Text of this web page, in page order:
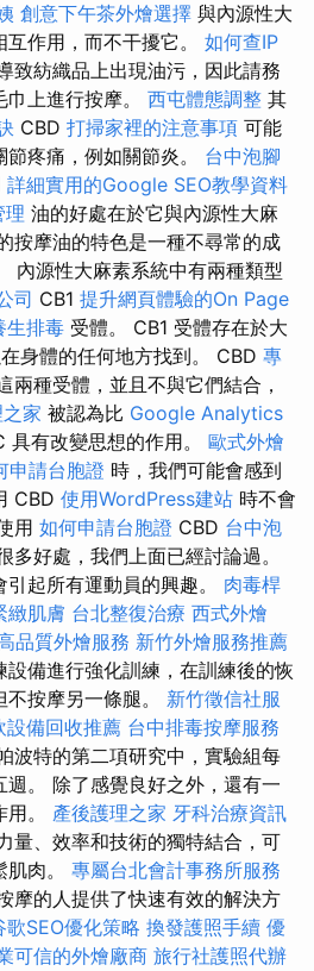
創意下午茶外燴選擇 與內源性大
作用，而不干擾它。 如何查IP
致紡織品上出現油污，因此請務
上進行按摩。 西屯體態調整 其
CBD 打掃家裡的注意事項 可能
疼痛，例如關節炎。 台中泡腳
詳細實用的Google SEO教學資料
理 油的好處在於它與內源性大麻
按摩油的特色是一種不尋常的成
內源性大麻素系統中有兩種類型
司 CB1 提升網頁體驗的On Page
生排毒 受體。 CB1 受體存在於大
身體的任何地方找到。 CBD 專
兩種受體，並且不與它們結合，
家 被認為比 Google Analytics
有改變思想的作用。 歐式外燴
申請台胞證 時，我們可能會感到
CBD 使用WordPress建站 時不會
用 如何申請台胞證 CBD 台中泡
多好處，我們上面已經討論過。
起所有運動員的興趣。 肉毒桿
緻肌膚 台北整復治療 西式外燴
品質外燴服務 新竹外燴服務推薦
備進行強化訓練，在訓練後的恢
按摩另一條腿。 新竹徵信社服
設備回收推薦 台中排毒按摩服務
波特的第二項研究中，實驗組每
。 除了感覺良好之外，還有一
。 產後護理之家 牙科治療資訊
量、效率和技術的獨特結合，可
肉。 專屬台北會計事務所服務
摩的人提供了快速有效的解決方
歌SEO優化策略 換發護照手續 優
可信的外燴廠商 旅行社護照代辦